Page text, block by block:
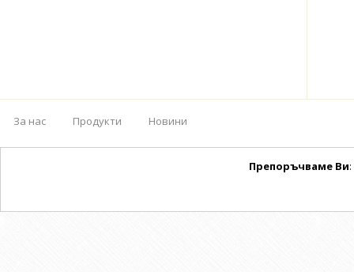
За нас Продукти Новини
Препоръчваме Ви: